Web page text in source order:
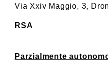
Via Xxiv Maggio, 3,
RSA
Parzialmente